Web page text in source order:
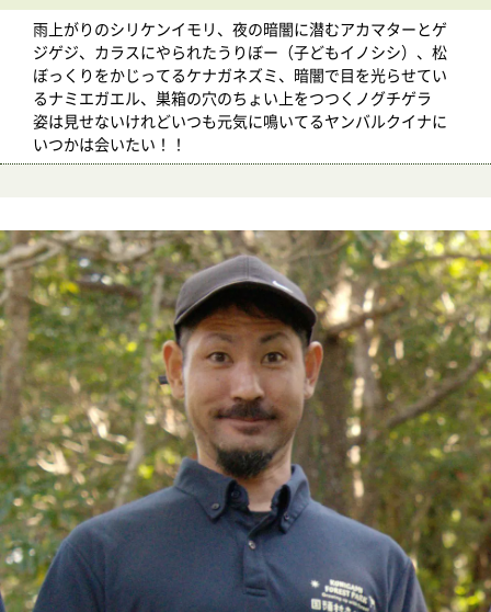
雨上がりのシリケンイモリ、夜の暗闇に潜むアカマターとゲ
ジゲジ、カラスにやられたうりぼー（子どもイノシシ）、松
ぼっくりをかじってるケナガネズミ、暗闇で目を光らせてい
るナミエガエル、巣箱の穴のちょい上をつつくノグチゲラ
姿は見せないけれどいつも元気に鳴いてるヤンバルクイナに
いつかは会いたい！！